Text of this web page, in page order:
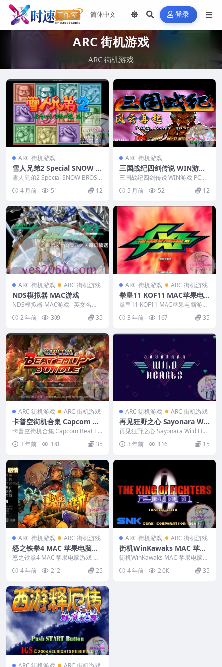
登录
ARC 街机游戏
ARC 街机游戏
ARC 街机游戏
雪人兄弟2 Special SNOW B
ROS. 2 SPECIAL WIN游戏 P
C电脑游戏 适配系统WINDO
WS
雪人兄弟2 Special SNOW BROS.
4 月前 51 12
ARC 街机游戏
三国战纪四剑传说 WIN游戏
PC电脑游戏 适配系统WIND
OWS
三国战纪四剑传说 WIN游戏 PC电
脑游戏 适配系统WINDOWS &nb
s... 5 月前 52 12
ARC 街机游戏 ARC 街机游戏
NDS模拟器 MAC游戏
NDS模拟器 MAC游戏 英文名
称：NDS 编号：920 类型：N...
2 年前 309 35
ARC 街机游戏 ARC 街机游戏
拳皇11 KOF11 MAC苹果电
脑游戏 中文版 支持12 13 14
拳皇11 KOF11 MAC苹果电脑游戏
3 年前 167 35
ARC 街机游戏 ARC 街机游戏
卡普空街机合集 Capcom Be
at Em Up Bundle MAC苹果
电脑游戏 中文版 支持12 13 1
4
卡普空街机合集 Capcom Beat E
m Up Bundle MAC苹果电脑...
3 年前 181 35
ARC 街机游戏 ARC 街机游戏
再见狂野之心 Sayonara Wil
d Hearts MAC 苹果电脑游
戏 中文版 支持10.15 11 12 1
3
再见狂野之心 Sayonara Wild Hea
3 年前 116 15
ARC 街机游戏 ARC 街机游戏
怒之铁拳4 MAC 苹果电脑游
戏 原生版 支援13 14 15
怒之铁拳4 MAC 苹果电脑游戏 原
4 年前 212 25
ARC 街机游戏 ARC 街机游戏
街机WinKawaks MAC 苹果
电脑游戏 简体中文版 支援12
13 14 适用于APPLE CPU
街机WinKawaks MAC 苹果电脑游
戏 简体中文版 支援12 13 14 ...
4 年前 2.0K 35
ARC 街机游戏 ARC 街机游戏